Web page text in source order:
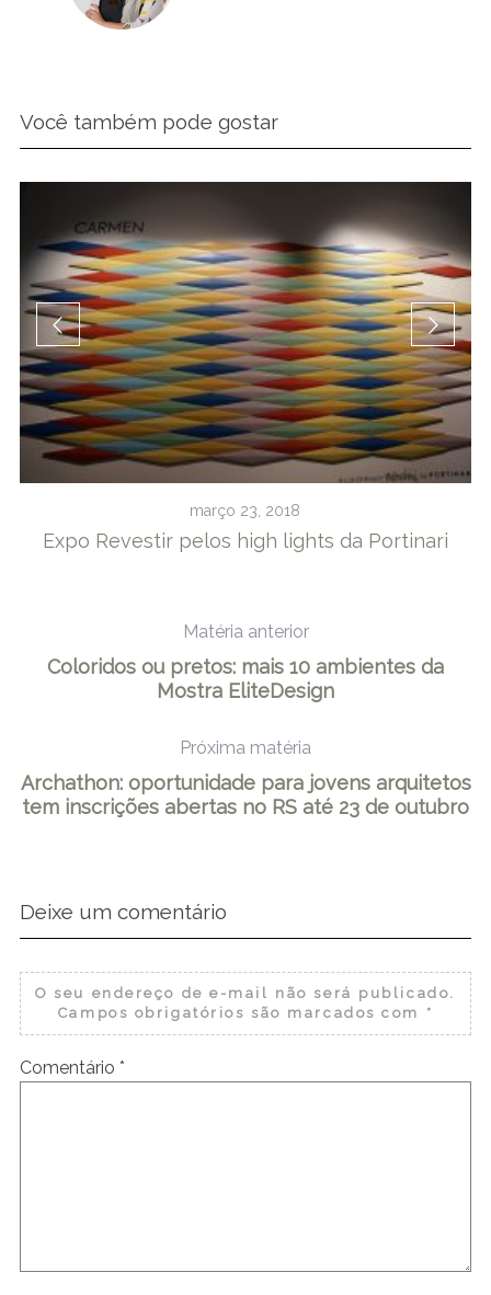
Você também pode gostar
março 23, 2018
Expo Revestir pelos high lights da Portinari
Matéria anterior
Coloridos ou pretos: mais 10 ambientes da
Mostra EliteDesign
Próxima matéria
Archathon: oportunidade para jovens arquitetos
tem inscrições abertas no RS até 23 de outubro
Deixe um comentário
O seu endereço de e-mail não será publicado.
Campos obrigatórios são marcados com *
Comentário *